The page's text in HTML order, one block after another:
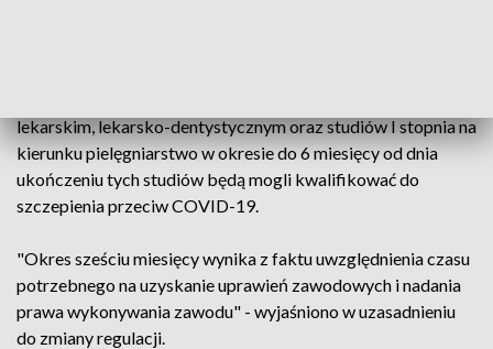
lekarskim, lekarsko-dentystycznym oraz studiów I stopnia na
kierunku pielęgniarstwo w okresie do 6 miesięcy od dnia
ukończeniu tych studiów będą mogli kwalifikować do
szczepienia przeciw COVID-19.
"Okres sześciu miesięcy wynika z faktu uwzględnienia czasu
potrzebnego na uzyskanie uprawień zawodowych i nadania
prawa wykonywania zawodu" - wyjaśniono w uzasadnieniu
do zmiany regulacji.